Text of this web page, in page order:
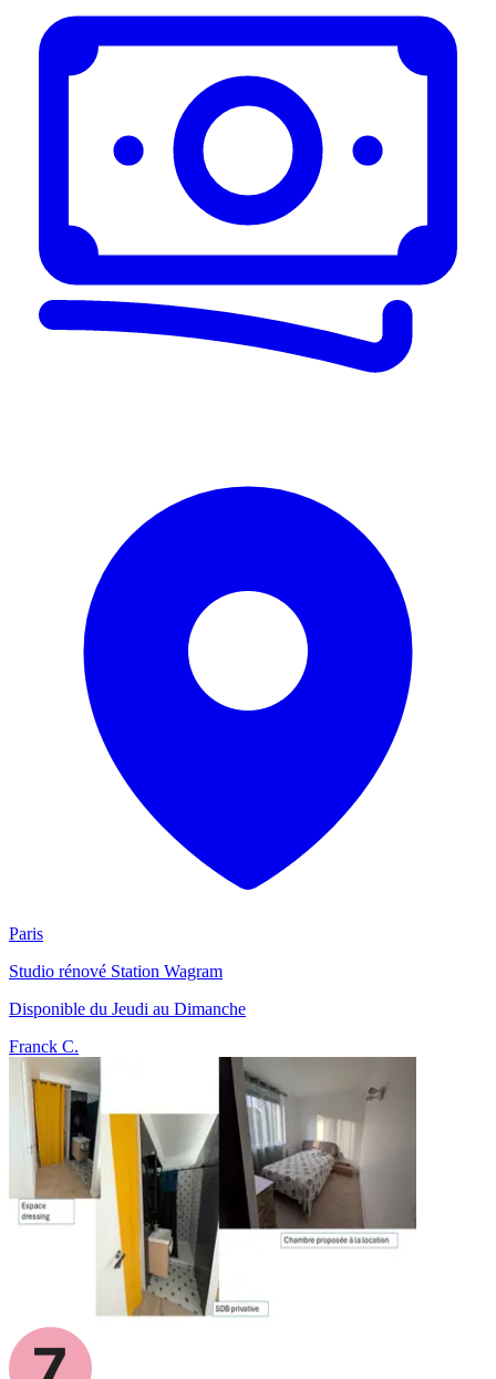
Paris
Studio rénové Station Wagram
Disponible du Jeudi au Dimanche
Franck C.